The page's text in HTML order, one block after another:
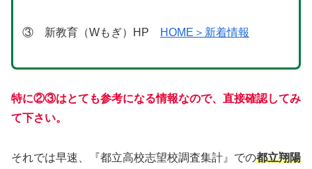
③ 新教育（Wもぎ）HP HOME＞新着情報
特に②③はとても参考になる情報なので、直接確認してみ
て下さい。
それでは早速、『都立高校志望校調査集計』での都立翔陽